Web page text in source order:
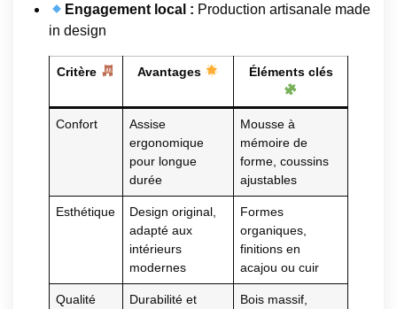
Engagement local : Production artisanale made
in design
Critère Avantages Éléments clés
Confort
Assise
ergonomique
pour longue
durée
Mousse à
mémoire de
forme, coussins
ajustables
Esthétique
Design original,
adapté aux
intérieurs
modernes
Formes
organiques,
finitions en
acajou ou cuir
Qualité
Durabilité et
Bois massif,